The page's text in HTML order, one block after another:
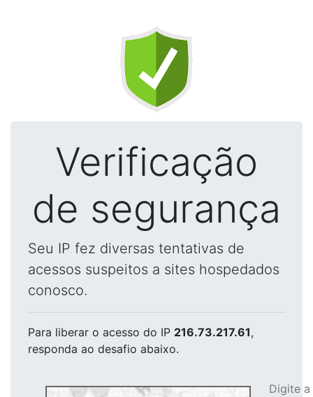
Verificação
de segurança
Seu IP fez diversas tentativas de
acessos suspeitos a sites hospedados
conosco.
Para liberar o acesso do IP 216.73.217.61,
responda ao desafio abaixo.
Digite